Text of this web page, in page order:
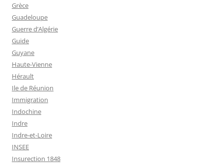
Grèce
Guadeloupe
Guerre d’Algérie
Guide
Guyane
Haute-Vienne
Hérault
Ile de Réunion
Immigration
Indochine
Indre
Indre-et-Loire
INSEE
Insurection 1848